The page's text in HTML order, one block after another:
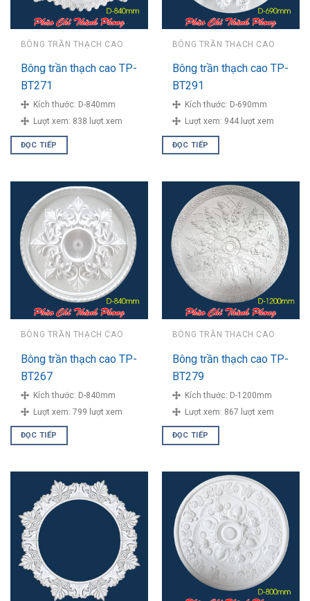
BÔNG TRẦN THẠCH CAO
Bông trần thạch cao TP-
BT271
Kích thước: D-840mm
Lượt xem: 838 lượt xem
ĐỌC TIẾP
BÔNG TRẦN THẠCH CAO
Bông trần thạch cao TP-
BT291
Kích thước: D-690mm
Lượt xem: 944 lượt xem
ĐỌC TIẾP
BÔNG TRẦN THẠCH CAO
Bông trần thạch cao TP-
BT267
Kích thước: D-840mm
Lượt xem: 799 lượt xem
ĐỌC TIẾP
BÔNG TRẦN THẠCH CAO
Bông trần thạch cao TP-
BT279
Kích thước: D-1200mm
Lượt xem: 867 lượt xem
ĐỌC TIẾP